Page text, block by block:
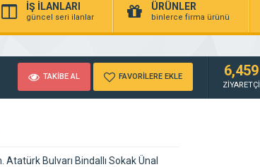
İŞ İLANLARI
güncel seri ilanlar
ÜRÜNLER
binlerce firma ürünü
TAKİBE AL FAVORİLERE EKLE 6,459
ZİYARETÇİ
Atatürk Bulvarı Bindallı Sokak Ünal